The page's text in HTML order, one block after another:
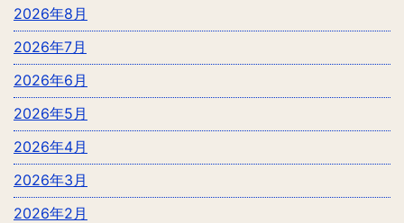
2026年8月
2026年7月
2026年6月
2026年5月
2026年4月
2026年3月
2026年2月